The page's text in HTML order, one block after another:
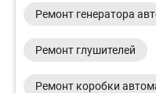
Ремонт генератора
Ремонт глушителей
Ремонт коробки